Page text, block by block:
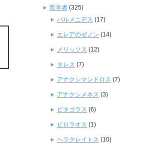
哲学者(325)
パルメニデス (17)
エレアのゼノン (14)
メリッソス (12)
タレス (7)
アナクシマンドロス (7)
アナクシメネス (3)
ピタゴラス (6)
ピロラオス (1)
ヘラクレイトス (10)